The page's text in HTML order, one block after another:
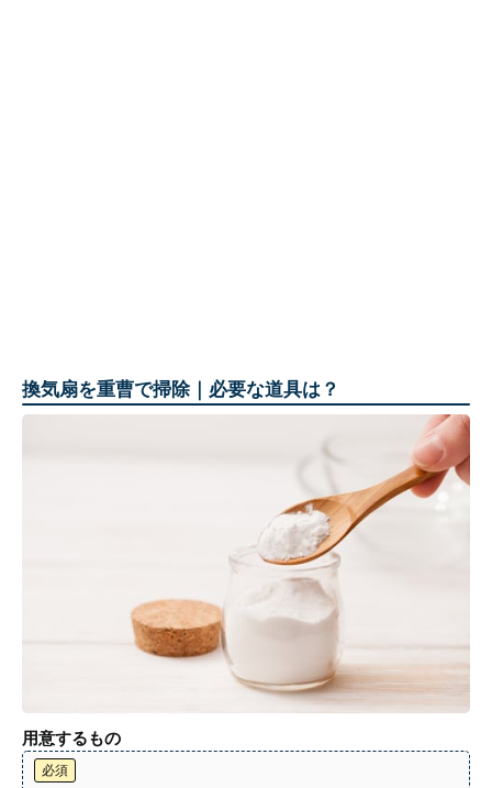
換気扇を重曹で掃除｜必要な道具は？
用意するもの
必須